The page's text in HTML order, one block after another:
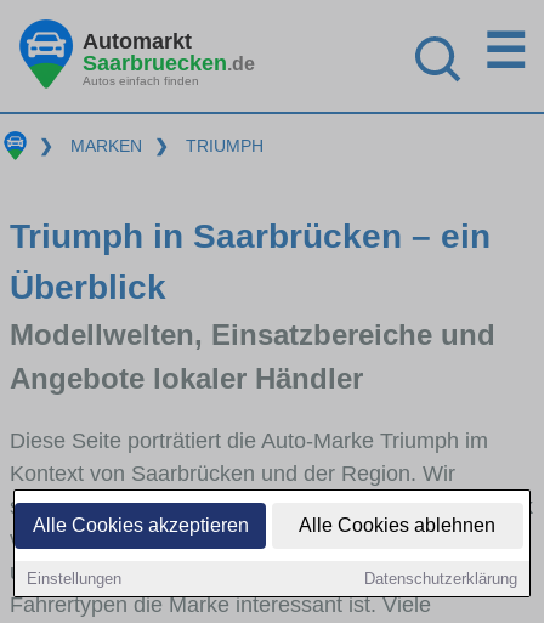
Alle Cookies akzeptieren Alle Cookies ablehnen
Einstellungen Datenschutzerklärung
Automarkt
Saarbruecken.de
Autos einfach finden
☰
❯ MARKEN ❯ TRIUMPH
Triumph in Saarbrücken – ein
Überblick
Modellwelten, Einsatzbereiche und
Angebote lokaler Händler
Diese Seite porträtiert die Auto-Marke Triumph im
Kontext von Saarbrücken und der Region. Wir
skizzieren, in welchen Fahrzeugklassen Triumph stark
vertreten ist, welche Modellreihen häufig im Stadt-
und Umlandverkehr zu sehen sind und für welche
Fahrertypen die Marke interessant ist. Viele